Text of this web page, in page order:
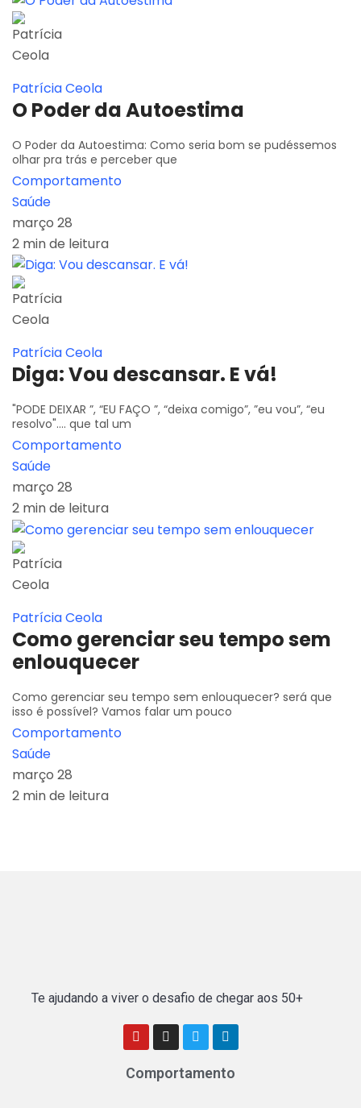
Patrícia Ceola
O Poder da Autoestima
O Poder da Autoestima: Como seria bom se pudéssemos
olhar pra trás e perceber que
Comportamento
Saúde
março 28
2 min de leitura
Patrícia Ceola
Diga: Vou descansar. E vá!
"PODE DEIXAR ”, “EU FAÇO ”, “deixa comigo”, ”eu vou”, “eu
resolvo".... que tal um
Comportamento
Saúde
março 28
2 min de leitura
Patrícia Ceola
Como gerenciar seu tempo sem
enlouquecer
Como gerenciar seu tempo sem enlouquecer? será que
isso é possível? Vamos falar um pouco
Comportamento
Saúde
março 28
2 min de leitura
Te ajudando a viver o desafio de chegar aos 50+
Comportamento